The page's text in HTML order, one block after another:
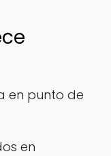
en punto de
en